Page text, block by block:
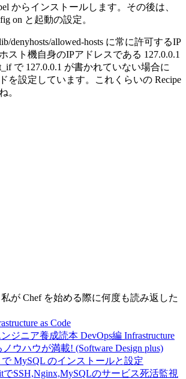
からインストールします。その後は、
on と起動の設定。
denyhosts/allowed-hosts に常に許可するIP
スト機自身のIPアドレスである 127.0.0.1
で 127.0.0.1 が書かれていない場合に
を設定しています。これくらいの Recipe
。
私が Chef を始める際に何度も読み返した
as Code
ジニア養成読本 DevOps編 Infrastructure
ウハウが満載! (Software Design plus)
で MySQL のインストールと設定
でSSH,Nginx,MySQLのサービス死活監視